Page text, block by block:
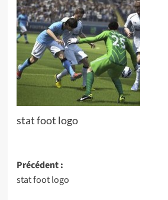
stat foot logo
Navigation
d’article
Précédent :
stat foot logo